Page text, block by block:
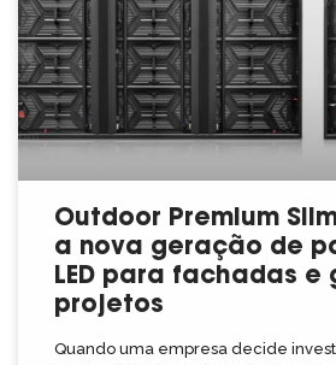
Outdoor Premium
a nova geração de
LED para fachadas e
projetos
Quando uma empresa decide